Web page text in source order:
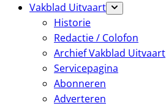
Vakblad Uitvaart
Historie
Redactie / Colofon
Archief Vakblad Uitvaart
Servicepagina
Abonneren
Adverteren